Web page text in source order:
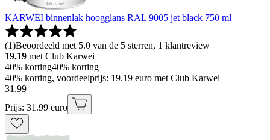
KARWEI binnenlak hoogglans RAL 9005 jet black 750 ml
(1)Beoordeeld met 5.0 van de 5 sterren, 1 klantreview
19.19 met Club Karwei
40% korting40% korting
40% korting, voordeelprijs: 19.19 euro met Club Karwei
31 .99
Prijs: 31.99 euro